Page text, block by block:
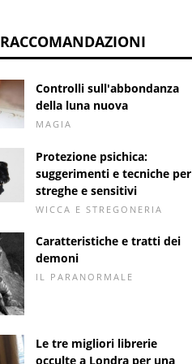
RACCOMANDAZIONI
Controlli sull'abbondanza
della luna nuova
MAGIA
Protezione psichica:
suggerimenti e tecniche per
streghe e sensitivi
WICCA E STREGONERIA
Caratteristiche e tratti dei
demoni
IL PARANORMALE
Le tre migliori librerie
occulte a Londra per una